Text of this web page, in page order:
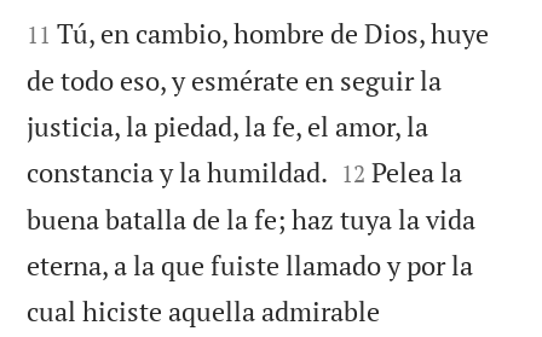


11 Tú, en cambio, hombre de Dios, huye
de todo eso, y esmérate en seguir la
justicia, la piedad, la fe, el amor, la
constancia y la humildad. 

12 Pelea la
buena batalla de la fe; haz tuya la vida
eterna, a la que fuiste llamado y por la
cual hiciste aquella admirable